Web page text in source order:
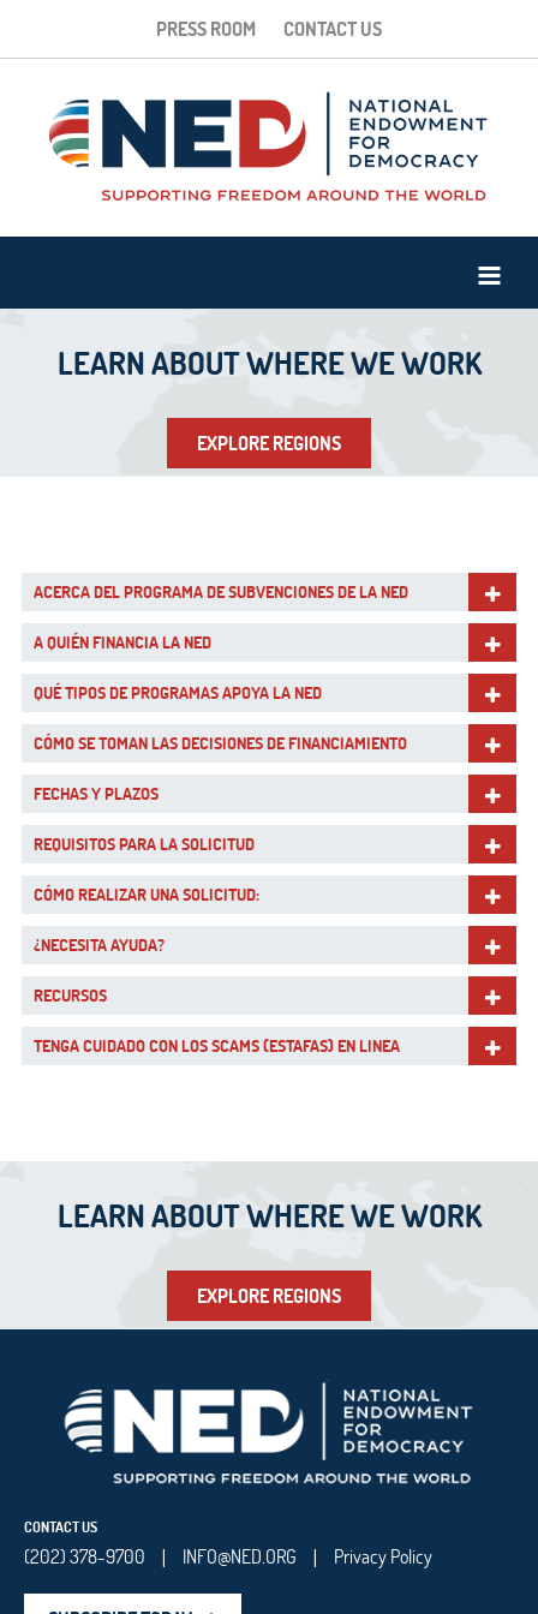
PRESS ROOM CONTACT US
LEARN ABOUT WHERE WE WORK
EXPLORE REGIONS
ACERCA DEL PROGRAMA DE SUBVENCIONES DE LA NED
A QUIÉN FINANCIA LA NED
QUÉ TIPOS DE PROGRAMAS APOYA LA NED
CÓMO SE TOMAN LAS DECISIONES DE FINANCIAMIENTO
FECHAS Y PLAZOS
REQUISITOS PARA LA SOLICITUD
CÓMO REALIZAR UNA SOLICITUD:
¿NECESITA AYUDA?
RECURSOS
TENGA CUIDADO CON LOS SCAMS (ESTAFAS) EN LINEA
LEARN ABOUT WHERE WE WORK
EXPLORE REGIONS
CONTACT US
(202) 378-9700 | INFO@NED.ORG | Privacy Policy